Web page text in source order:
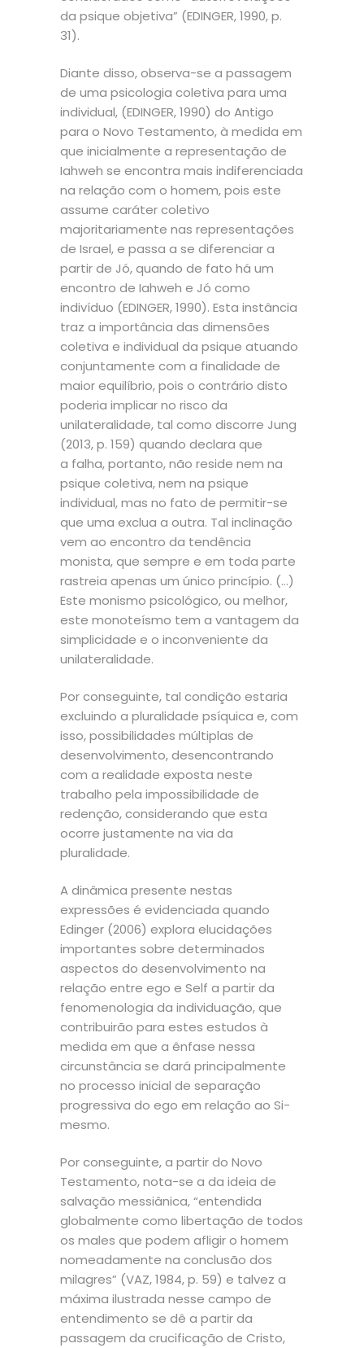
da psique objetiva” (EDINGER, 1990, p.
31).
Diante disso, observa-se a passagem
de uma psicologia coletiva para uma
individual, (EDINGER, 1990) do Antigo
para o Novo Testamento, à medida em
que inicialmente a representação de
Iahweh se encontra mais indiferenciada
na relação com o homem, pois este
assume caráter coletivo
majoritariamente nas representações
de Israel, e passa a se diferenciar a
partir de Jó, quando de fato há um
encontro de Iahweh e Jó como
indivíduo (EDINGER, 1990). Esta instância
traz a importância das dimensões
coletiva e individual da psique atuando
conjuntamente com a finalidade de
maior equilíbrio, pois o contrário disto
poderia implicar no risco da
unilateralidade, tal como discorre Jung
(2013, p. 159) quando declara que
a falha, portanto, não reside nem na
psique coletiva, nem na psique
individual, mas no fato de permitir-se
que uma exclua a outra. Tal inclinação
vem ao encontro da tendência
monista, que sempre e em toda parte
rastreia apenas um único princípio. (…)
Este monismo psicológico, ou melhor,
este monoteísmo tem a vantagem da
simplicidade e o inconveniente da
unilateralidade.
Por conseguinte, tal condição estaria
excluindo a pluralidade psíquica e, com
isso, possibilidades múltiplas de
desenvolvimento, desencontrando
com a realidade exposta neste
trabalho pela impossibilidade de
redenção, considerando que esta
ocorre justamente na via da
pluralidade.
A dinâmica presente nestas
expressões é evidenciada quando
Edinger (2006) explora elucidações
importantes sobre determinados
aspectos do desenvolvimento na
relação entre ego e Self a partir da
fenomenologia da individuação, que
contribuirão para estes estudos à
medida em que a ênfase nessa
circunstância se dará principalmente
no processo inicial de separação
progressiva do ego em relação ao Si-
mesmo.
Por conseguinte, a partir do Novo
Testamento, nota-se a da ideia de
salvação messiânica, “entendida
globalmente como libertação de todos
os males que podem afligir o homem
nomeadamente na conclusão dos
milagres” (VAZ, 1984, p. 59) e talvez a
máxima ilustrada nesse campo de
entendimento se dê a partir da
passagem da crucificação de Cristo,